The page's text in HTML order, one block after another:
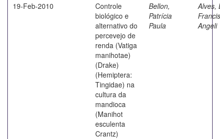
19-Feb-2010
Controle
biológico e
alternativo do
percevejo de
renda (Vatiga
manihotae)
(Drake)
(Hemiptera:
Tingidae) na
cultura da
mandioca
(Manihot
esculenta
Crantz)
Bellon,
Patrícia
Paula
Alves,
Angeli